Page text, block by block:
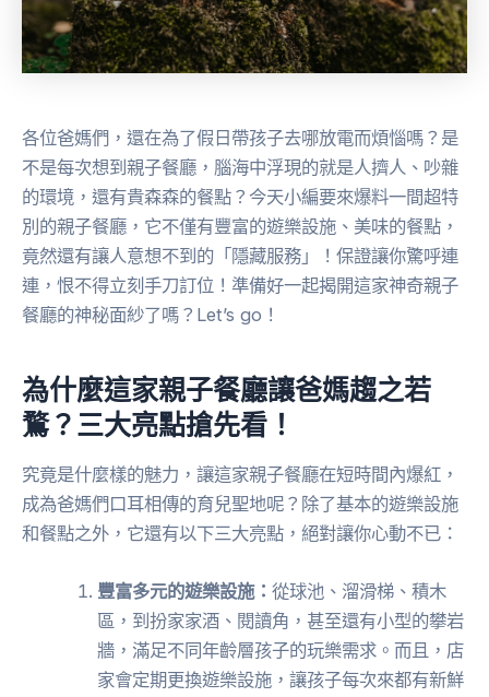
各位爸媽們，還在為了假日帶孩子去哪放電而煩惱嗎？是
不是每次想到親子餐廳，腦海中浮現的就是人擠人、吵雜
的環境，還有貴森森的餐點？今天小編要來爆料一間超特
別的親子餐廳，它不僅有豐富的遊樂設施、美味的餐點，
竟然還有讓人意想不到的「隱藏服務」！保證讓你驚呼連
連，恨不得立刻手刀訂位！準備好一起揭開這家神奇親子
餐廳的神秘面紗了嗎？Let’s go！
為什麼這家親子餐廳讓爸媽趨之若
鶩？三大亮點搶先看！
究竟是什麼樣的魅力，讓這家親子餐廳在短時間內爆紅，
成為爸媽們口耳相傳的育兒聖地呢？除了基本的遊樂設施
和餐點之外，它還有以下三大亮點，絕對讓你心動不已：
豐富多元的遊樂設施：從球池、溜滑梯、積木
區，到扮家家酒、閱讀角，甚至還有小型的攀岩
牆，滿足不同年齡層孩子的玩樂需求。而且，店
家會定期更換遊樂設施，讓孩子每次來都有新鮮